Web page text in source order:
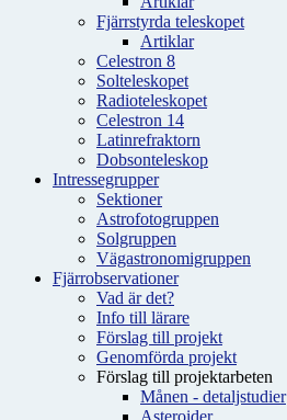
Fjärrstyrda teleskopet
Artiklar
Celestron 8
Solteleskopet
Radioteleskopet
Celestron 14
Latinrefraktorn
Dobsonteleskop
Intressegrupper
Sektioner
Astrofotogruppen
Solgruppen
Vägastronomigruppen
Fjärrobservationer
Vad är det?
Info till lärare
Förslag till projekt
Genomförda projekt
Förslag till projektarbeten
Månen - detaljstudier
Asteroider